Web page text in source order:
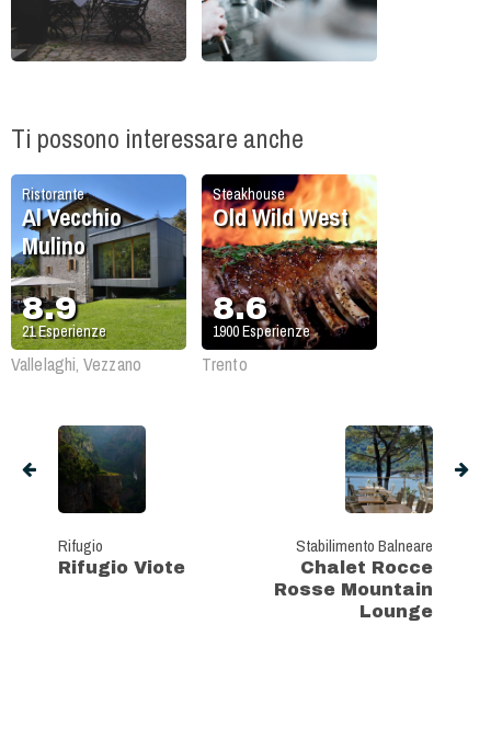
Ti possono interessare anche
Ristorante
Al Vecchio
Mulino
8.9
21Esperienze
Vallelaghi, Vezzano
Steakhouse
Old Wild West
8.6
1900Esperienze
Trento
Rifugio
Rifugio Viote
Stabilimento Balneare
Chalet Rocce
Rosse Mountain
Lounge